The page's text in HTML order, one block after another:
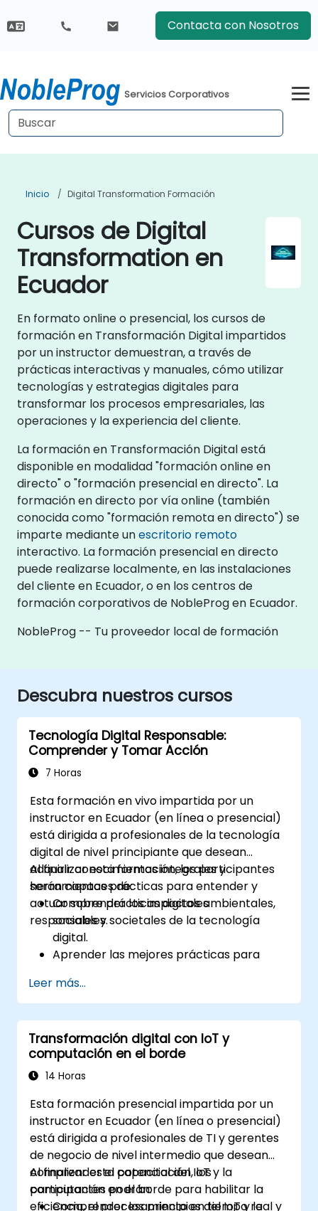
Contacta con Nosotros
Servicios Corporativos
Inicio Digital Transformation Formación
Cursos de Digital
Transformation en
Ecuador
En formato online o presencial, los cursos de
formación en Transformación Digital impartidos
por un instructor demuestran, a través de
prácticas interactivas y manuales, cómo utilizar
tecnologías y estrategias digitales para
transformar los procesos empresariales, las
operaciones y la experiencia del cliente.
La formación en Transformación Digital está
disponible en modalidad "formación online en
directo" o "formación presencial en directo". La
formación en directo por vía online (también
conocida como "formación remota en directo") se
imparte mediante unescritorio remoto
interactivo. La formación presencial en directo
puede realizarse localmente, en las instalaciones
del cliente en Ecuador, o en los centros de
formación corporativos de NobleProg en Ecuador.
NobleProg -- Tu proveedor local de formación
Descubra nuestros cursos
Tecnología Digital Responsable:
Comprender y Tomar Acción
7 Horas
Esta formación en vivo impartida por un
instructor en Ecuador (en línea o presencial)
está dirigida a profesionales de la tecnología
digital de nivel principiante que desean
adquirir conocimientos integrales y
herramientas prácticas para entender y
actuar sobre prácticas digitales
responsables.
Al finalizar esta formación, los participantes
serán capaces de:
Comprender los impactos ambientales,
sociales y societales de la tecnología
digital.
Aprender las mejores prácticas para
profesionales y personales.
Adquirir conocimientos sobre eco-diseño
para servicios digitales sostenibles.
Implementar prácticas digitales
responsables en su trabajo.
Leer más...
Transformación digital con IoT y
computación en el borde
14 Horas
Esta formación presencial impartida por un
instructor en Ecuador (en línea o presencial)
está dirigida a profesionales de TI y gerentes
de negocio de nivel intermedio que desean
comprender el potencial del IoT y la
computación en el borde para habilitar la
eficiencia, el procesamiento en tiempo real y
Al finalizar esta capacitación, los
participantes podrán:
Comprender los principios del IoT y la